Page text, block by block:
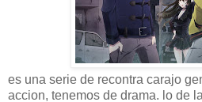
es una serie de recontra carajo
accion, tenemos de drama. lo de